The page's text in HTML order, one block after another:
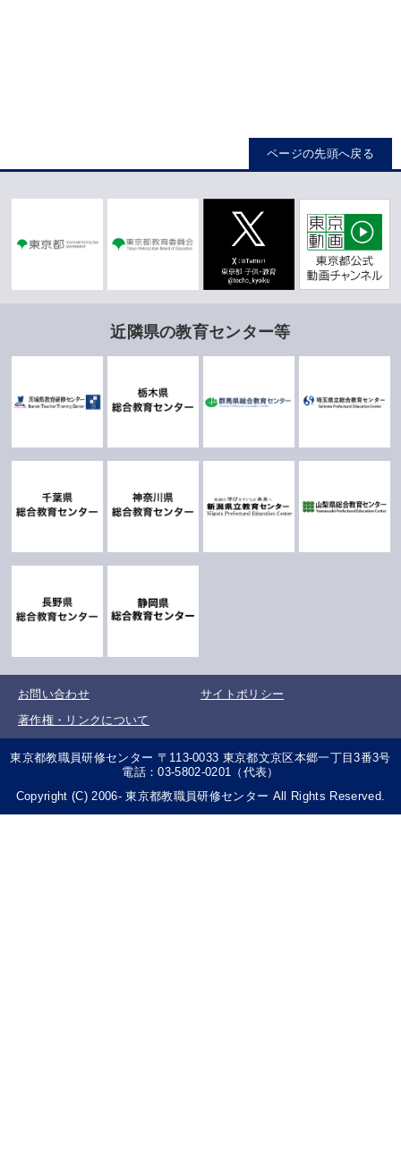
ページの先頭へ戻る
近隣県の教育センター等
お問い合わせ
サイトポリシー
著作権・リンクについて
東京都教職員研修センター 〒113-0033 東京都文京区本郷一丁目3番3号
電話：03-5802-0201（代表）
Copyright (C) 2006- 東京都教職員研修センター All Rights Reserved.